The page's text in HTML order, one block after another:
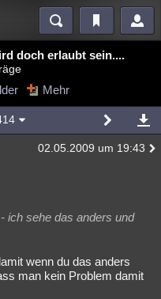
Videos
Mystery Kriminalfälle
Literatur
doch erlaubt sein....
Mehr
02.05.2009 um 19:43
ich sehe das anders und
wenn du das anders
man kein Problem damit